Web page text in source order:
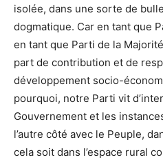
isolée, dans une sorte de
dogmatique. Car en tant que
en tant que Parti de la
part de contribution et de
développement socio-
pourquoi, notre Parti vit
Gouvernement et les
l’autre côté avec le Peuple,
cela soit dans l’espace rural